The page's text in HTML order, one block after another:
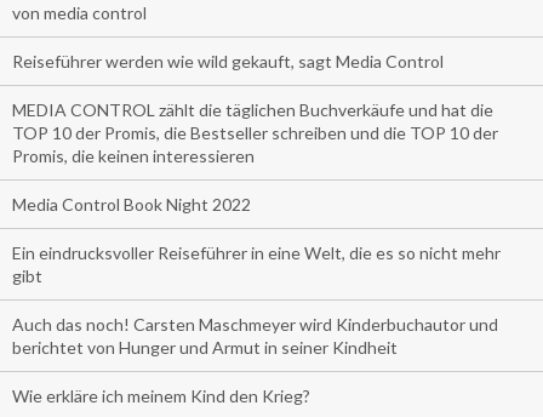
von media control
Reiseführer werden wie wild gekauft, sagt Media Control
MEDIA CONTROL zählt die täglichen Buchverkäufe und hat die
TOP 10 der Promis, die Bestseller schreiben und die TOP 10 der
Promis, die keinen interessieren
Media Control Book Night 2022
Ein eindrucksvoller Reiseführer in eine Welt, die es so nicht mehr
gibt
Auch das noch! Carsten Maschmeyer wird Kinderbuchautor und
berichtet von Hunger und Armut in seiner Kindheit
Wie erkläre ich meinem Kind den Krieg?